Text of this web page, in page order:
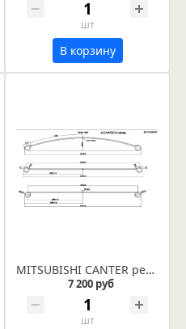
шт
В корзину
MITSUBISHI CANTER рессора передняя лист № 1 в сборе (Арт. IR 01-05-01в)
7 200 руб
шт